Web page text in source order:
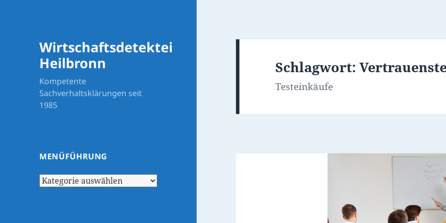
Wirtschaftsdetektei
Heilbronn
Kompetente
Sachverhaltsklärungen seit
1985
MENÜFÜHRUNG
Menüführung
Schlagwort:
Testeinkäufe